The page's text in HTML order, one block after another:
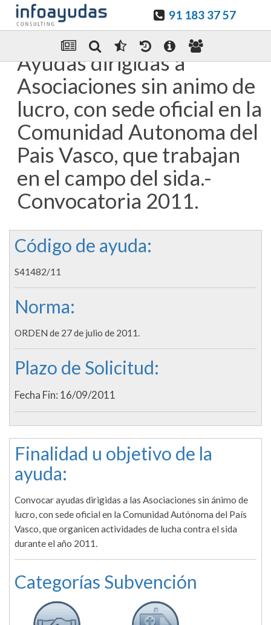
91 183 37 57
Enviar Por email
Ayudas dirigidas a
Asociaciones sin animo de
lucro, con sede oficial en la
Comunidad Autonoma del
Pais Vasco, que trabajan
en el campo del sida.-
Convocatoria 2011.
Código de ayuda:
S41482/11
Norma:
ORDEN de 27 de julio de 2011.
Plazo de Solicitud:
Fecha Fin: 16/09/2011
Finalidad u objetivo de la
ayuda:
Convocar ayudas dirigidas a las Asociaciones sin ánimo de
lucro, con sede oficial en la Comunidad Autónoma del País
Vasco, que organicen actividades de lucha contra el sida
durante el año 2011.
Categorías Subvención